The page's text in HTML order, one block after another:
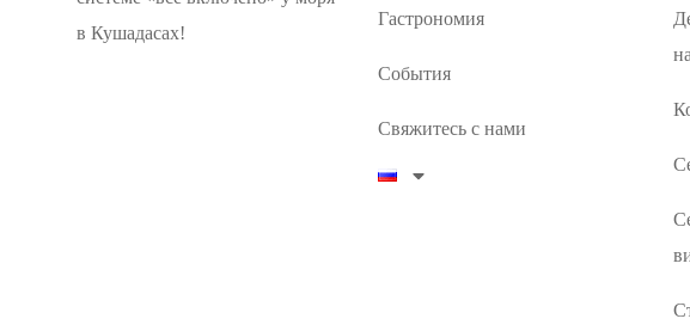
в Кушадасах!
Гастрономия
События
Свяжитесь с нами